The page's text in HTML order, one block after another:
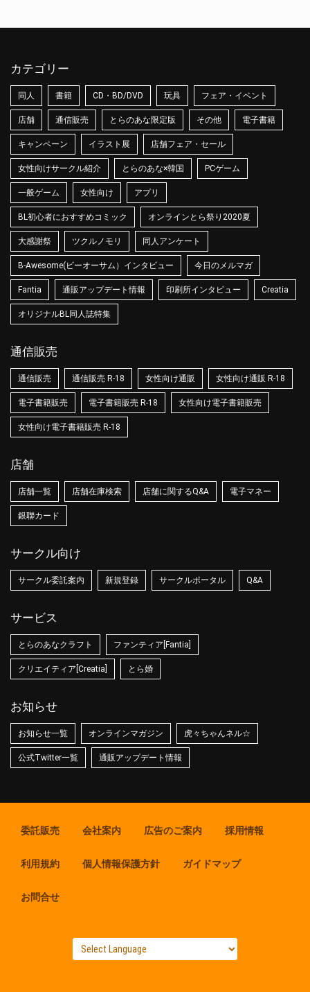
カテゴリー
同人 書籍 CD・BD/DVD 玩具 フェア・イベント
店舗 通信販売 とらのあな限定版 その他 電子書籍
キャンペーン イラスト展 店舗フェア・セール
女性向けサークル紹介 とらのあな×韓国 PCゲーム
一般ゲーム 女性向け アプリ
BL初心者におすすめコミック オンラインとら祭り2020夏
大感謝祭 ツクルノモリ 同人アンケート
B-Awesome(ビーオーサム）インタビュー 今日のメルマガ
Fantia 通販アップデート情報 印刷所インタビュー Creatia
オリジナルBL同人誌特集
通信販売
通信販売 通信販売 R-18 女性向け通販 女性向け通販 R-18
電子書籍販売 電子書籍販売 R-18 女性向け電子書籍販売
女性向け電子書籍販売 R-18
店舗
店舗一覧 店舗在庫検索 店舗に関するQ&A 電子マネー
銀聯カード
サークル向け
サークル委託案内 新規登録 サークルポータル Q&A
サービス
とらのあなクラフト ファンティア[Fantia]
クリエイティア[Creatia] とら婚
お知らせ
お知らせ一覧 オンラインマガジン 虎々ちゃんネル☆
公式Twitter一覧 通販アップデート情報
委託販売 会社案内 広告のご案内 採用情報
利用規約 個人情報保護方針 ガイドマップ
お問合せ